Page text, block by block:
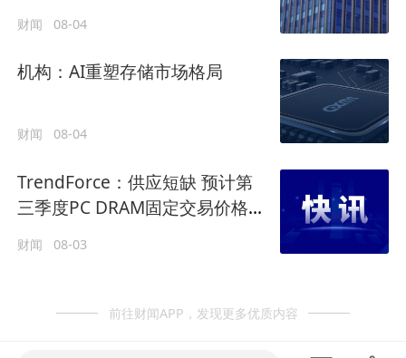
财闻 08-04
机构：AI重塑存储市场格局
财闻 08-04
TrendForce：供应短缺 预计第
三季度PC DRAM固定交易价格将
财闻 08-03
前往财闻APP，发现更多优质内容